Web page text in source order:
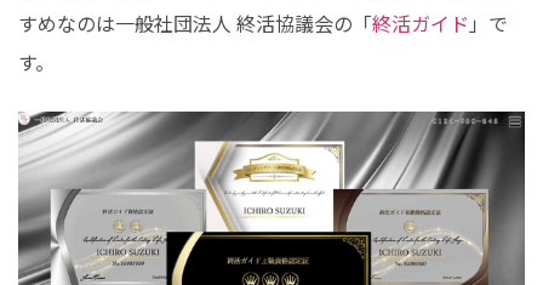
すめなのは一般社団法人 終活協議会の「終活ガイド 」で
す。